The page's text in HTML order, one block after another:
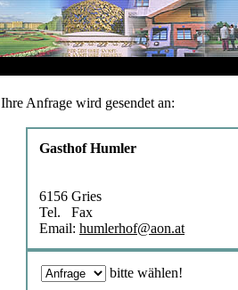
Ihre Anfrage wird gesendet an:
Gasthof Humler
6156 Gries
Tel. Fax
Email: humlerhof@aon.at
bitte wählen!